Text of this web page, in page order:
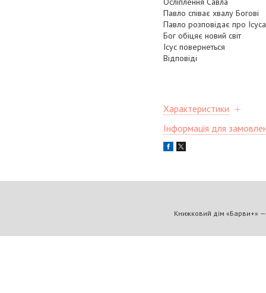
Павло співає хвалу Богові
Павло розповідає про Ісуса
Бог обіцяє новий світ
Ісус повернеться
Відповіді
Характеристики
Інформація для